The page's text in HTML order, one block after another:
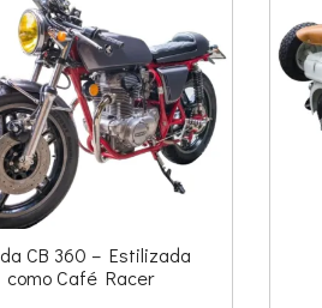
CB 360 – Estilizada
como Café Racer